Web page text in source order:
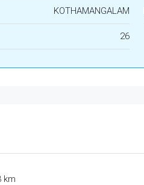
KOTHAMANGALAM
26
km